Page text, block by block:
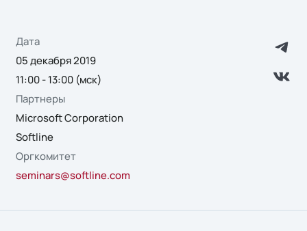
Дата
05 декабря 2019
11:00 - 13:00 (мск)
Партнеры
Microsoft Corporation
Softline
Оргкомитет
seminars@softline.com